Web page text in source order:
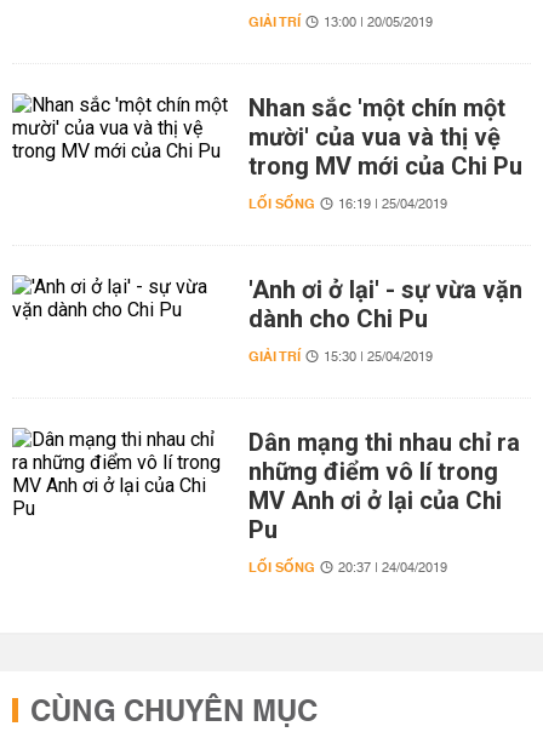
GIẢI TRÍ 13:00 | 20/05/2019
Nhan sắc 'một chín một
mười' của vua và thị vệ
trong MV mới của Chi Pu
LỐI SỐNG 16:19 | 25/04/2019
'Anh ơi ở lại' - sự vừa vặn
dành cho Chi Pu
GIẢI TRÍ 15:30 | 25/04/2019
Dân mạng thi nhau chỉ ra
những điểm vô lí trong
MV Anh ơi ở lại của Chi
Pu
LỐI SỐNG 20:37 | 24/04/2019
CÙNG CHUYÊN MỤC